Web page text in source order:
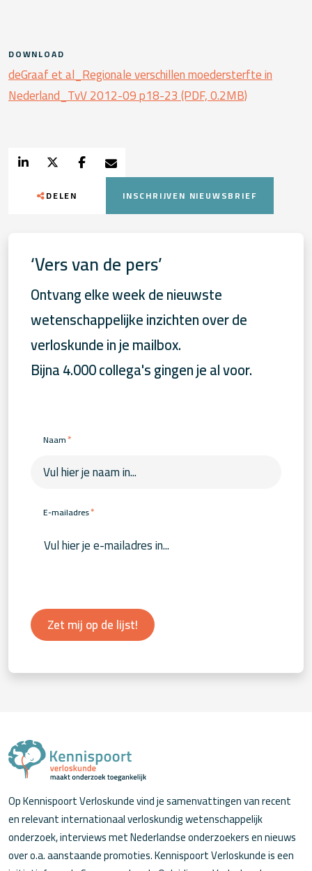
DOWNLOAD
deGraaf et al_Regionale verschillen moedersterfte in
Nederland_TvV 2012-09 p18-23 (PDF, 0.2MB)
DELEN INSCHRIJVEN NIEUWSBRIEF
‘Vers van de pers’
Ontvang elke week de nieuwste
wetenschappelijke inzichten over de
verloskunde in je mailbox.
Bijna 4.000 collega's gingen je al voor.
Naam*
E-mailadres*
Zet mij op de lijst!
Op Kennispoort Verloskunde vind je samenvattingen van recent
en relevant internationaal verloskundig wetenschappelijk
onderzoek, interviews met Nederlandse onderzoekers en nieuws
over o.a. aanstaande promoties. Kennispoort Verloskunde is een